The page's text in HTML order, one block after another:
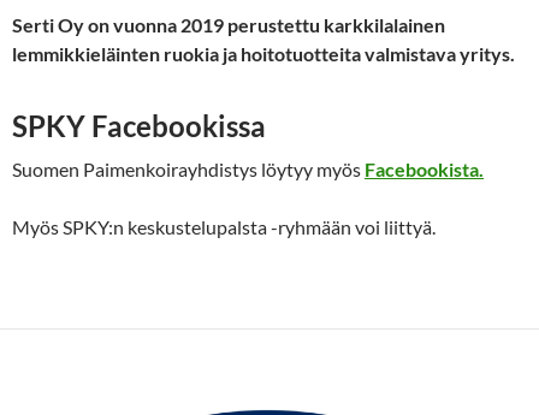
Serti Oy on vuonna 2019 perustettu karkkilalainen
lemmikkieläinten ruokia ja hoitotuotteita valmistava yritys.
SPKY Facebookissa
Suomen Paimenkoirayhdistys löytyy myös Facebookista.
Myös SPKY:n keskustelupalsta -ryhmään voi liittyä.